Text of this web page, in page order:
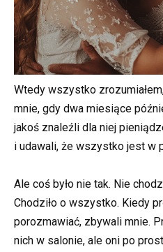
Wtedy wszystko
mnie, gdy dwa miesiące
jakoś znaleźli dla niej
i udawali, że wszystko jest w
Ale coś było nie tak. Nie
Chodziło o wszystko. Kiedy
porozmawiać, zbywali mnie.
nich w salonie, ale oni po